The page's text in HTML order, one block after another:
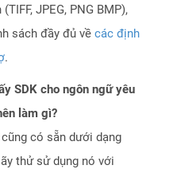
JPEG, PNG BMP),
sách đầy đủ về các định
.
SDK cho ngôn ngữ yêu
làm gì?
có sẵn dưới dạng
thử sử dụng nó với